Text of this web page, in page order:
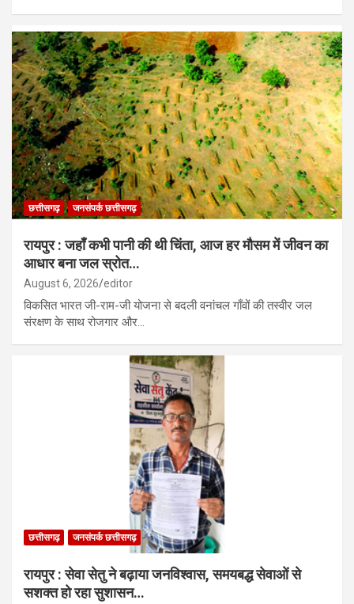
छत्तीसगढ़ जनसंपर्क छत्तीसगढ़
रायपुर : जहाँ कभी पानी की थी चिंता, आज हर मौसम में जीवन का
आधार बना जल स्रोत…
August 6, 2026 editor
विकसित भारत जी-राम-जी योजना से बदली वनांचल गाँवों की तस्वीर जल
संरक्षण के साथ रोजगार और…
छत्तीसगढ़ जनसंपर्क छत्तीसगढ़
रायपुर : सेवा सेतु ने बढ़ाया जनविश्वास, समयबद्ध सेवाओं से
सशक्त हो रहा सुशासन…